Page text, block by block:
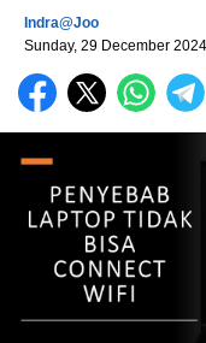
Indra@joo
Sunday, 29 December 2024